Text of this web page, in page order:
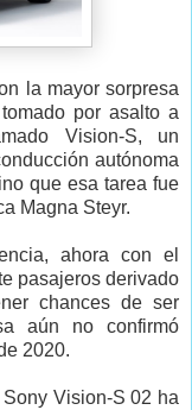
la mayor sorpresa
por asalto a
Vision-S, un
autónoma
que esa tarea fue
Magna Steyr.
ahora con el
pasajeros derivado
chances de ser
aún no confirmó
2020.
Vision-S 02 ha